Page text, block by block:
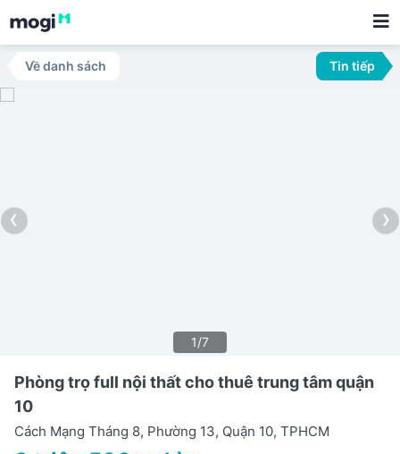
Về danh sách Tin tiếp
‹ ›
1/7
Phòng trọ full nội thất cho thuê trung tâm quận
10
Cách Mạng Tháng 8, Phường 13, Quận 10, TPHCM